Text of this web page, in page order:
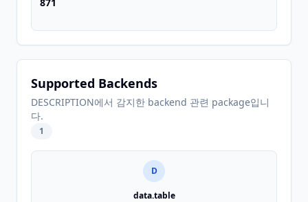
Supported Backends
DESCRIPTION에서 감지한 backend 관련 package입니
다.
1
D
data.table